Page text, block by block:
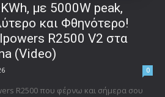
με 5000W peak,
και Φθηνότερο!
R2500 V2 στα
(Video)
0
R2500 που φέρνω και σήμερα σου